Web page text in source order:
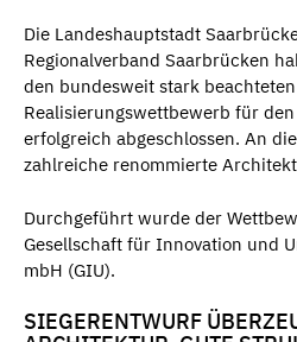
Die Landeshauptstadt
Regionalverband Saarbrücken
den bundesweit stark beachteten
Realisierungswettbewerb für
erfolgreich abgeschlossen. An
zahlreiche renommierte
Durchgeführt wurde der
Gesellschaft für Innovation und
mbH (GIU).
SIEGERENTWURF